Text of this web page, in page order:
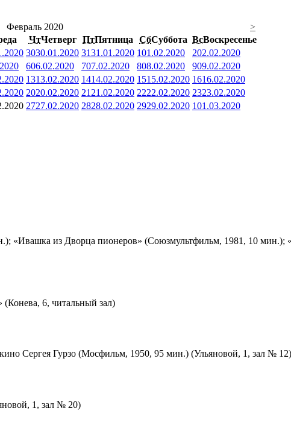
Февраль 2020
>
ЧтЧетверг ПтПятница СбСуббота ВсВоскресенье
3030.01.2020 3131.01.2020 101.02.2020 202.02.2020
606.02.2020 707.02.2020 808.02.2020 909.02.2020
1313.02.2020 1414.02.2020 1515.02.2020 1616.02.2020
2020.02.2020 21 21.02.2020 2222.02.2020 2323.02.2020
2727.02.2020 2828.02.2020 2929.02.2020 101.03.2020
«Ивашка из Дворца пионеров» (Союзмультфильм, 1981, 10 мин.);
6, читальный зал)
Сергея Гурзо (Мосфильм, 1950, 95 мин.) (Ульяновой, 1, зал № 12)
1, зал № 20)